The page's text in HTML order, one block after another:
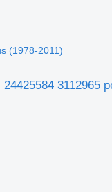
(1978-2011)
3112965